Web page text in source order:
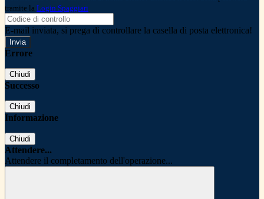
tramite la Login Spaggiari
E-mail inviata, si prega di controllare la casella di posta elettronica!
Errore
Chiudi
Successo
Chiudi
Informazione
Chiudi
Attendere...
Attendere il completamento dell'operazione...